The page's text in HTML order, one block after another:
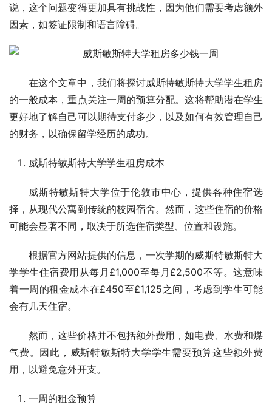
说，这个问题变得更加具有挑战性，因为他们需要考虑额外
因素，如签证限制和语言障碍。
在这个文章中，我们将探讨威斯特敏斯特大学学生租房
的一般成本，重点关注一周的预算分配。这将帮助潜在学生
更好地了解自己可以期待支付多少，以及如何有效管理自己
的财务，以确保留学经历的成功。
威斯特敏斯特大学学生租房成本
威斯特敏斯特大学位于伦敦市中心，提供各种住宿选
择，从现代公寓到传统的校园宿舍。然而，这些住宿的价格
可能会显著不同，取决于所选住宿类型、位置和设施。
根据官方网站提供的信息，一次学期的威斯特敏斯特大
学学生住宿费用从每月£1,000至每月£2,500不等。这意味
着一周的租金成本在£450至£1,125之间，考虑到学生可能
会有几天住宿。
然而，这些价格并不包括额外费用，如电费、水费和煤
气费。因此，威斯特敏斯特大学学生需要预算这些额外费
用，以避免意外开支。
一周的租金预算